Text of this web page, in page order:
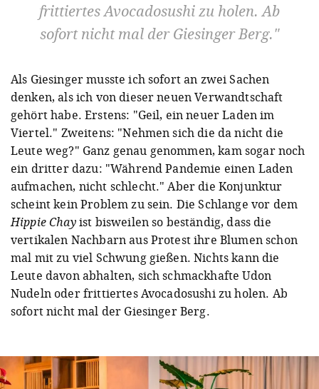
frittiertes Avocadosushi zu holen. Ab
sofort nicht mal der Giesinger Berg.
Als Giesinger musste ich sofort an zwei Sachen
denken, als ich von dieser neuen Verwandtschaft
gehört habe. Erstens: "Geil, ein neuer Laden im
Viertel." Zweitens: "Nehmen sich die da nicht die
Leute weg?" Ganz genau genommen, kam sogar noch
ein dritter dazu: "Während Pandemie einen Laden
aufmachen, nicht schlecht." Aber die Konjunktur
scheint kein Problem zu sein. Die Schlange vor dem
Hippie Chayist bisweilen so beständig, dass die
vertikalen Nachbarn aus Protest ihre Blumen schon
mal mit zu viel Schwung gießen. Nichts kann die
Leute davon abhalten, sich schmackhafte Udon
Nudeln oder frittiertes Avocadosushi zu holen. Ab
sofort nicht mal der Giesinger Berg.